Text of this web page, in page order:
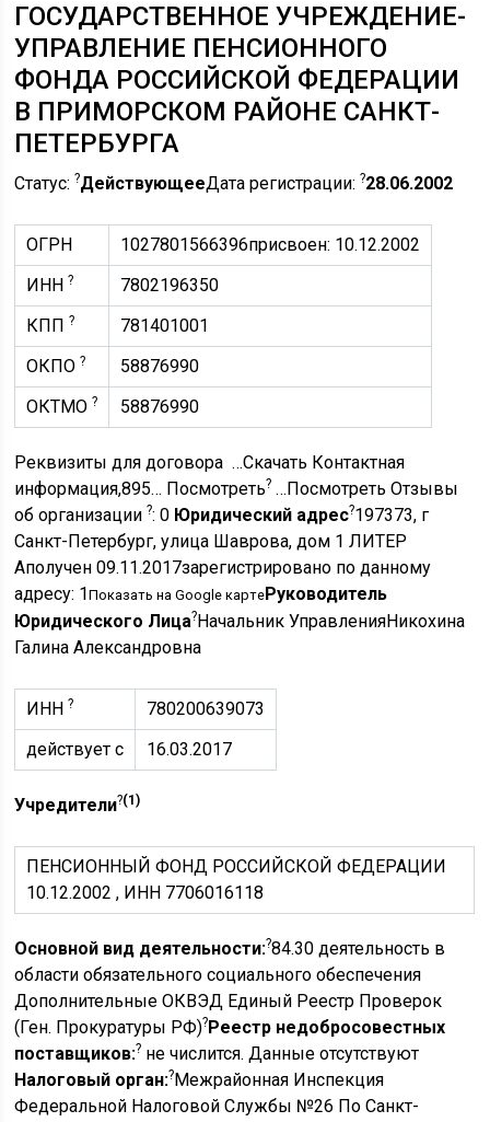
ГОСУДАРСТВЕННОЕ УЧРЕЖДЕНИЕ-
УПРАВЛЕНИЕ ПЕНСИОННОГО
ФОНДА РОССИЙСКОЙ ФЕДЕРАЦИИ
В ПРИМОРСКОМ РАЙОНЕ САНКТ-
ПЕТЕРБУРГА
Статус:?ДействующееДата регистрации:?28.06.2002
ОГРН 1027801566396присвоен: 10.12.2002
ИНН?
7802196350
КПП?
781401001
ОКПО?
58876990
ОКТМО? 58876990
Реквизиты для договора …Скачать Контактная
информация,895… Посмотреть? …Посмотреть Отзывы
об организации?: 0 Юридический адрес?197373, г
Санкт-Петербург, улица Шаврова, дом 1 ЛИТЕР
Аполучен 09.11.2017зарегистрировано по данному
адресу: 1Показать на Google картеРуководитель
Юридического Лица?Начальник УправленияНикохина
Галина Александровна
ИНН?
780200639073
действует с
16.03.2017
Учредители?(1)
ПЕНСИОННЫЙ ФОНД РОССИЙСКОЙ ФЕДЕРАЦИИ
10.12.2002 , ИНН 7706016118
Основной вид деятельности:?84.30 деятельность в
области обязательного социального обеспечения
Дополнительные ОКВЭД Единый Реестр Проверок
(Ген. Прокуратуры РФ)?Реестр недобросовестных
поставщиков:? не числится. Данные отсутствуют
Налоговый орган:?Межрайонная Инспекция
Федеральной Налоговой Службы №26 По Санкт-